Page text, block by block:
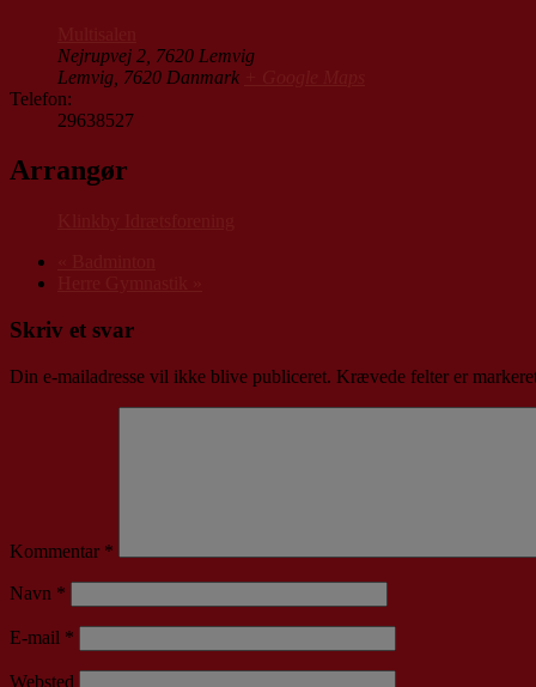
Nejrupvej 2, 7620 Lemvig
Lemvig 7620 Danmark
Telefon:
29638527
Arrangør
Skriv et svar
Din e-mailadresse vil ikke blive publiceret. Krævede felter er
Kommentar *
Navn *
E-mail *
Websted